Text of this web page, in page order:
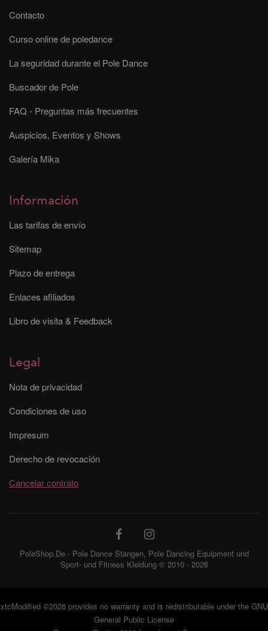
Contacto
Curso online de poledance
La seguridad durante el Pole Dance
Buscador de Pole
FAQ - Preguntas más frecuentes
Auspicios, Eventos y Shows
Galería Mika
Información
Las tarifas de envío
Sitemap
Plazo de entrega
Enlaces afiliados
Libro de visita & Feedback
Legal
Nota de privacidad
Condiciones de uso
Impresum
Derecho de revocación
Cancelar contrato
PoleShop.De - Pole Dance Stangen, Pole Dancing Equipment und
Sport- und Fitness Kleidung © 2010 - 2026
xtcModified©2026 provides no warranty and is redistributable under the GNU
General Public License